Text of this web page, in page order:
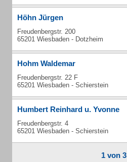
Höhn Jürgen
Freudenbergstr. 200
65201 Wiesbaden - Dotzheim
Hohm Waldemar
Freudenbergstr. 22 F
65201 Wiesbaden - Schierstein
Humbert Reinhard u. Yvonne
Freudenbergstr. 4
65201 Wiesbaden - Schierstein
1 von 3